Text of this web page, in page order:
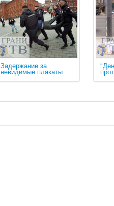
Задержание за
невидимые плакаты